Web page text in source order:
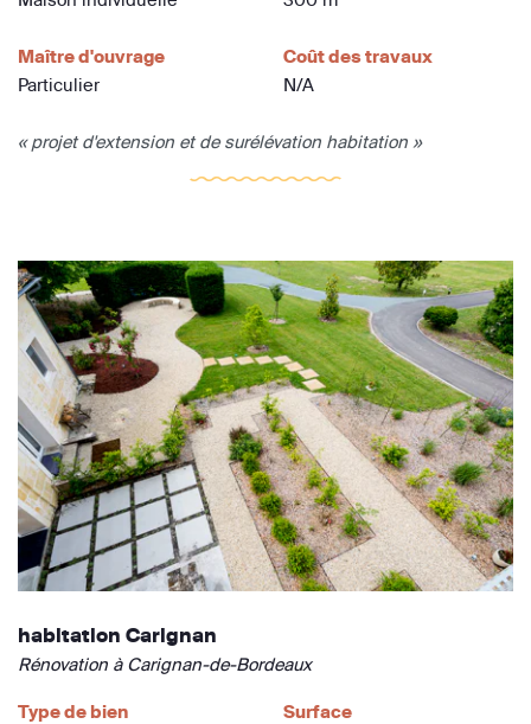
Maître d'ouvrage
Particulier
Coût des travaux
N/A
« projet d'extension et de surélévation habitation »
habitation Carignan
Rénovation à Carignan-de-Bordeaux
Type de bien
Surface